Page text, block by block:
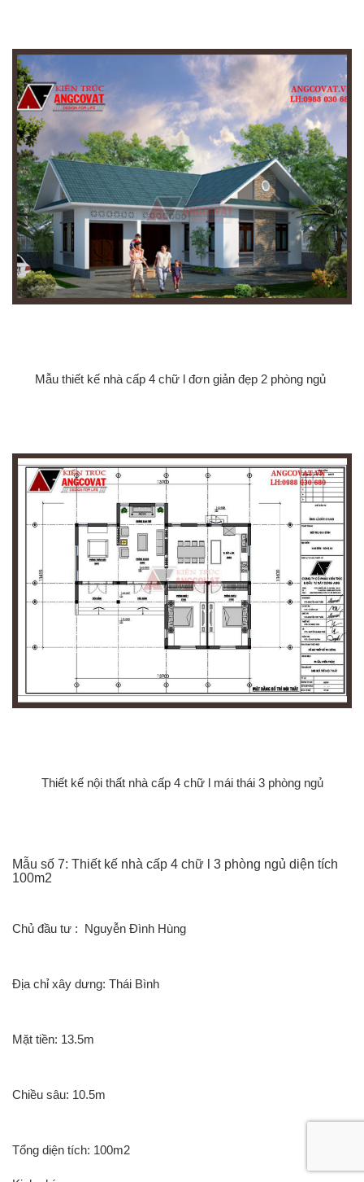
Mẫu thiết kế nhà cấp 4 chữ l đơn giản đẹp 2 phòng ngủ
Thiết kế nội thất nhà cấp 4 chữ l mái thái 3 phòng ngủ
Mẫu số 7: Thiết kế nhà cấp 4 chữ l 3 phòng ngủ diện tích
100m2
Chủ đầu tư : Nguyễn Đình Hùng
Địa chỉ xây dưng: Thái Bình
Mặt tiền: 13.5m
Chiều sâu: 10.5m
Tổng diện tích: 100m2